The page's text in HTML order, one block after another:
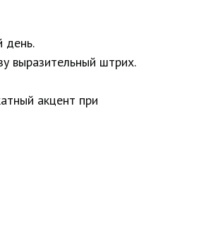
день.
выразительный штрих.
акцент при